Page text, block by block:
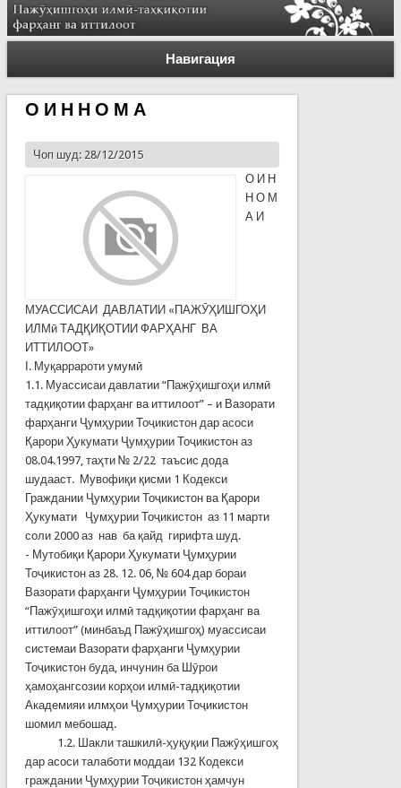
Навигация
О И Н Н О М А
Чоп шуд: 28/12/2015
О И Н
Н О М
А И
МУАССИСАИ ДАВЛАТИИ «ПАЖӮҲИШГОҲИ
ИЛМӣ ТАДҚИҚОТИИ ФАРҲАНГ ВА
ИТТИЛООТ»
І. Муқаррароти умумӣ
1.1. Муассисаи давлатии “Пажӯҳишгоҳи илмӣ
тадқиқотии фарҳанг ва иттилоот” – и Вазорати
фарҳанги Ҷумҳурии Тоҷикистон дар асоси
Қарори Ҳукумати Ҷумҳурии Тоҷикистон аз
08.04.1997, таҳти № 2/22 таъсис дода
шудааст. Мувофиқи қисми 1 Кодекси
Граждании Ҷумҳурии Тоҷикистон ва Қарори
Ҳукумати Ҷумҳурии Тоҷикистон аз 11 марти
соли 2000 аз нав ба қайд гирифта шуд.
- Мутобиқи Қарори Ҳукумати Ҷумҳурии
Тоҷикистон аз 28. 12. 06, № 604 дар бораи
Вазорати фарҳанги Ҷумҳурии Тоҷикистон
“Пажӯҳишгоҳи илмӣ тадқиқотии фарҳанг ва
иттилоот” (минбаъд Пажӯҳишгоҳ) муассисаи
системаи Вазорати фарҳанги Ҷумҳурии
Тоҷикистон буда, инчунин ба Шӯрои
ҳамоҳангсозии корҳои илмӣ-тадқиқотии
Академияи илмҳои Ҷумҳурии Тоҷикистон
шомил мебошад.
1.2. Шакли ташкилӣ-ҳуқуқии Пажӯҳишгоҳ
дар асоси талаботи моддаи 132 Кодекси
граждании Ҷумҳурии Тоҷикистон ҳамчун